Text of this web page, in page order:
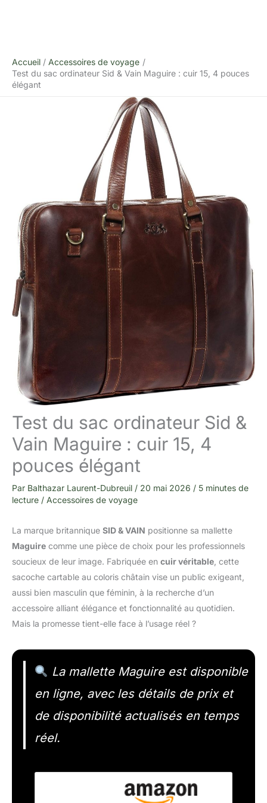
Accueil
Accessoires de voyage
Test du sac ordinateur Sid & Vain Maguire : cuir 15, 4 pouces
élégant
Test du sac ordinateur Sid &
Vain Maguire : cuir 15, 4
pouces élégant
Par Balthazar Laurent-Dubreuil / 20 mai 2026 / 5 minutes de
lecture / Accessoires de voyage
La marque britannique SID & VAIN positionne sa mallette
Maguire comme une pièce de choix pour les professionnels
soucieux de leur image. Fabriquée en cuir véritable , cette
sacoche cartable au coloris châtain vise un public exigeant,
aussi bien masculin que féminin, à la recherche d’un
accessoire alliant élégance et fonctionnalité au quotidien.
Mais la promesse tient-elle face à l’usage réel ?
La mallette Maguire est disponible
en ligne, avec les détails de prix et
de disponibilité actualisés en temps
réel.